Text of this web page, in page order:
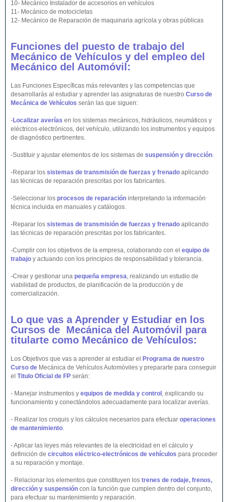
10- Mecánico Instalador de accesorios en vehículos
11- Mecánico de motocicletas
12- Mecánico de Reparación de maquinaria agrícola y obras públicas
Funciones del puesto de trabajo del
Mecánico de Vehículos y del empleo del
Mecánico del Automóvil:
Las Funciones Específicas más relevantes y las competencias que
desarrollarás al estudiar y aprender las asignaturas de nuestro Curso de
Mecánica de Vehículos serán las que siguen:
-Localizar averías en los sistemas mecánicos, hidráulicos, neumáticos y
eléctricos-electrónicos, del vehículo, utilizando los instrumentos y equipos
de diagnóstico pertinentes.
-Sustituir y ajustar elementos de los sistemas de suspensión y dirección.
-Reparar los sistemas de transmisión de fuerzas y frenado aplicando
las técnicas de reparación prescritas por los fabricantes.
-Seleccionar los procesos de reparación interpretando la información
técnica incluida en manuales y catálogos.
-Reparar los sistemas de transmisión de fuerzas y frenado aplicando
las técnicas de reparación prescritas por los fabricantes.
-Cumplir con los objetivos de la empresa, colaborando con el equipo de
trabajo y actuando con los principios de responsabilidad y tolerancia.
-Crear y gestionar una pequeña empresa, realizando un estudio de
viabilidad de productos, de planificación de la producción y de
comercialización.
Lo que vas a Aprender y Estudiar en los
Cursos de Mecánica del Automóvil
para
titularte como Mecánico de Vehículos:
Los Objetivos que vas a aprender al estudiar el
Programa de nuestro
Curso de Mecánica de Vehículos Automóviles y prepararte para conseguir
el Titulo Oficial de FP serán:
- Manejar instrumentos y equipos de medida y control , explicando su
funcionamiento y conectándolos adecuadamente para localizar averías.
- Realizar los croquis y los cálculos necesarios para efectuar operaciones
de mantenimiento.
- Aplicar las leyes más relevantes de la electricidad en el cálculo y
definición de circuitos eléctrico-electrónicos de vehículos para proceder
a su reparación y montaje.
- Relacionar los elementos que constituyen los trenes de rodaje, frenos,
dirección y suspensión con la función que cumplen dentro del conjunto,
para efectuar su mantenimiento y reparación.